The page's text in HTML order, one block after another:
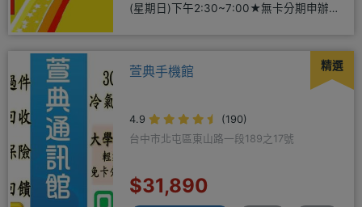
(星期日)下午2:30~7:00★無卡分期申辦
精選
萱典手機館
4.9
(190)
台中市北屯區東山路一段189之17號
$31,890